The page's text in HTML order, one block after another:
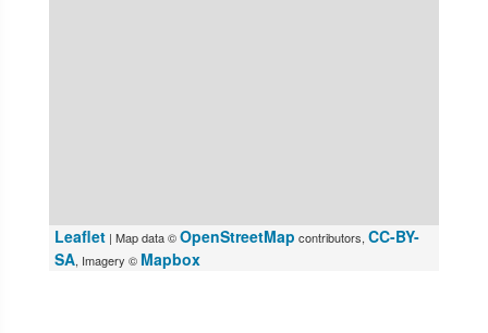
Leaflet | Map data ©OpenStreetMap contributors, CC-BY-
SA, Imagery © Mapbox